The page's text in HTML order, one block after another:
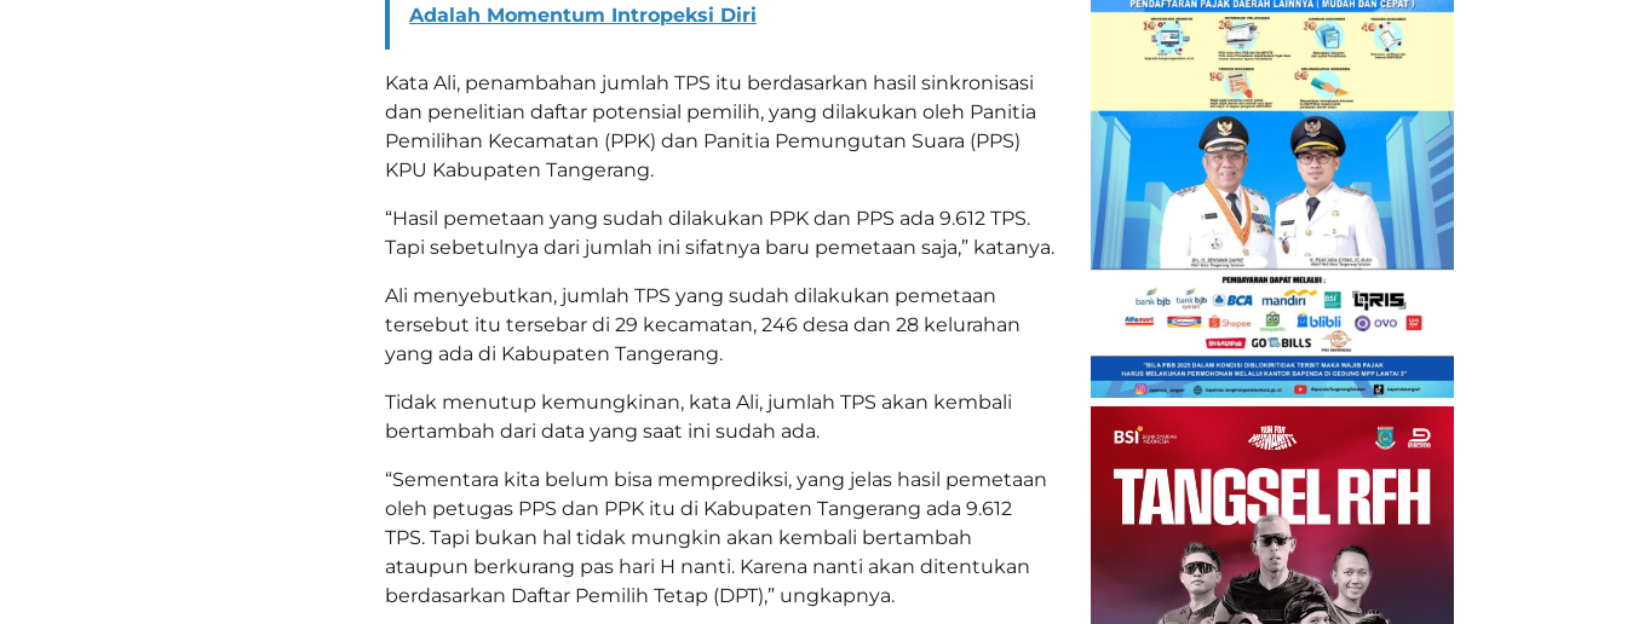
Adalah Momentum Intropeksi Diri
Kata Ali, penambahan jumlah TPS itu berdasarkan hasil sinkronisasi
dan penelitian daftar potensial pemilih, yang dilakukan oleh Panitia
Pemilihan Kecamatan (PPK) dan Panitia Pemungutan Suara (PPS)
KPU Kabupaten Tangerang.
“Hasil pemetaan yang sudah dilakukan PPK dan PPS ada 9.612 TPS.
Tapi sebetulnya dari jumlah ini sifatnya baru pemetaan saja,” katanya.
Ali menyebutkan, jumlah TPS yang sudah dilakukan pemetaan
tersebut itu tersebar di 29 kecamatan, 246 desa dan 28 kelurahan
yang ada di Kabupaten Tangerang.
Tidak menutup kemungkinan, kata Ali, jumlah TPS akan kembali
bertambah dari data yang saat ini sudah ada.
“Sementara kita belum bisa memprediksi, yang jelas hasil pemetaan
oleh petugas PPS dan PPK itu di Kabupaten Tangerang ada 9.612
TPS. Tapi bukan hal tidak mungkin akan kembali bertambah
ataupun berkurang pas hari H nanti. Karena nanti akan ditentukan
berdasarkan Daftar Pemilih Tetap (DPT),” ungkapnya.